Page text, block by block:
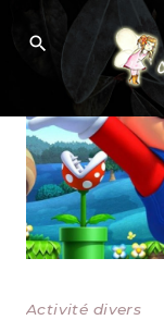
content
Activité divers